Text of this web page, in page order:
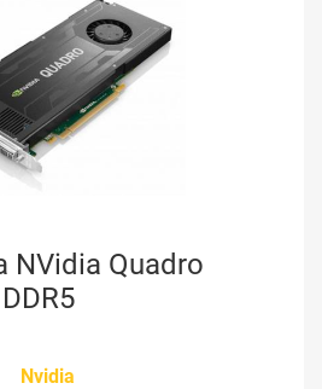
NVidia Quadro
Nvidia